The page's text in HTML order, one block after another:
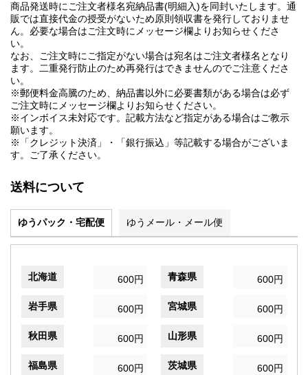
商品発送時にご注文者様名宛納品書(明細入)を同封いたします。通
販では直接代金の授受がないため原則領収書を発行しておりませ
ん。必要な場合はご注文時にメッセージ欄よりお知らせくださ
い。
なお、ご注文時にご指定がない場合は宛名はご注文者様名となり
ます。二重発行防止のため再発行はできませんのでご注意くださ
い。
※郵便料金高騰のため、納品書以外に必要書類がある場合は必ず
ご注文時にメッセージ欄よりお知らせください。
※インボイス未対応です。記載方法など指定がある場合はご教示
願います。
※「クレジット決済」・「銀行振込」等記載する場合がございま
す。ご了承ください。
送料について
ゆうパック・宅配便 ゆうメール・メール便
北海道 600円 青森県 600円
岩手県 600円 宮城県 600円
秋田県 600円 山形県 600円
福島県 600円 茨城県 600円